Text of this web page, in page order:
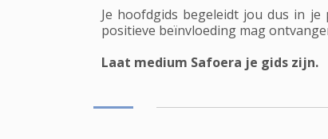
Je hoofdgids begeleidt jou dus in
positieve beïnvloeding mag
Laat medium Safoera je gids zijn.